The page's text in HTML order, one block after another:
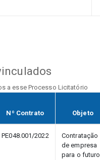
a esse Processo Licitatório
Nº Contrato Objeto
PE048.001/2022
Contratação
de empresa
para o futuro